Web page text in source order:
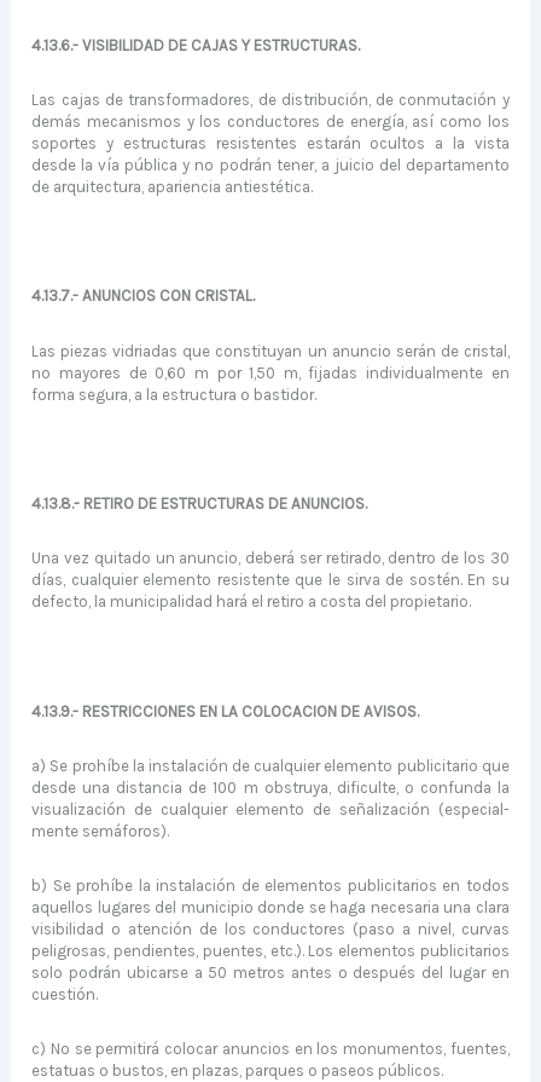
4.13.6.- VISIBILIDAD DE CAJAS Y ESTRUCTURAS.
Las cajas de transformadores, de distribución, de conmutación y
demás mecanismos y los conductores de energía, así como los
soportes y estructuras resistentes estarán ocultos a la vista
desde la vía pública y no podrán tener, a juicio del departamento
de arquitectura, apariencia antiestética.
4.13.7.- ANUNCIOS CON CRISTAL.
Las piezas vidriadas que constituyan un anuncio serán de cristal,
no mayores de 0,60 m por 1,50 m, fijadas individualmente en
forma segura, a la estructura o bastidor.
4.13.8.- RETIRO DE ESTRUCTURAS DE ANUNCIOS.
Una vez quitado un anuncio, deberá ser retirado, dentro de los 30
días, cualquier elemento resistente que le sirva de sostén. En su
defecto, la municipalidad hará el retiro a costa del propietario.
4.13.9.- RESTRICCIONES EN LA COLOCACION DE AVISOS.
a) Se prohíbe la instalación de cualquier elemento publicitario que
desde una distancia de 100 m obstruya, dificulte, o confunda la
visualización de cualquier elemento de señalización (especial­
mente semáforos).
b) Se prohíbe la instalación de elementos publicitarios en todos
aquellos lugares del municipio donde se haga necesaria una clara
visibilidad o atención de los conductores (paso a nivel, curvas
peligrosas, pendientes, puentes, etc.). Los elementos publicita­rios
solo podrán ubicarse a 50 metros antes o después del lugar en
cuestión.
c) No se permitirá colocar anuncios en los monumentos, fuentes,
estatuas o bustos, en plazas, parques o paseos públicos.